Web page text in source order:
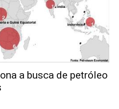
a busca de petróleo